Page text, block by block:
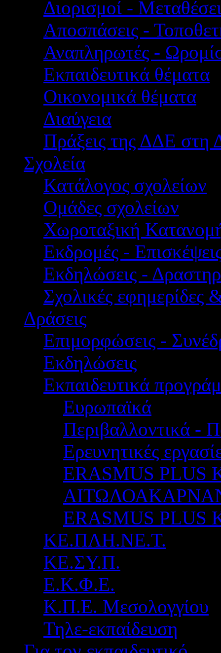
Διορισμοί -
Αποσπάσεις -
Αναπληρωτές -
Εκπαιδευτικά θέματα
Οικονομικά θέματα
Διαύγεια
Πράξεις της ΔΔΕ στη
Σχολεία
Κατάλογος σχολείων
Ομάδες σχολείων
Χωροταξική
Εκδρομές -
Εκδηλώσεις -
Σχολικές εφημερίδες
Δράσεις
Επιμορφώσεις -
Εκδηλώσεις
Εκπαιδευτικά
Ευρωπαϊκά
Περιβαλλοντικά -
Ερευνητικές
ERASMUS PLUS
ERASMUS
ΚΕ.ΠΛΗ.ΝΕ.Τ.
ΚΕ.ΣΥ.Π.
Ε.Κ.Φ.Ε.
Κ.Π.Ε. Μεσολογγίου
Τηλε-εκπαίδευση